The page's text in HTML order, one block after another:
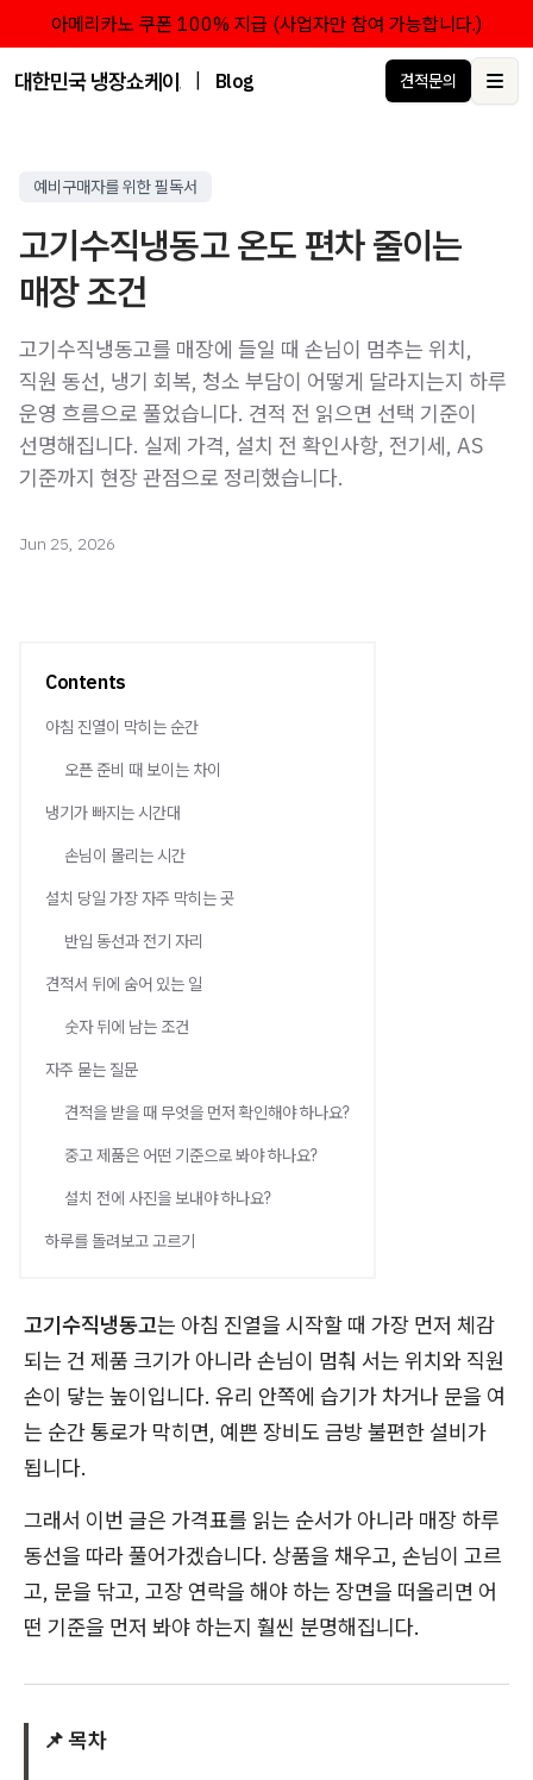
아메리카노 쿠폰 100% 지급 (사업자만 참여 가능합니다.)
대한민국 냉장쇼케이스 점유율 1위 브랜드 한성쇼케이스
Blog 견적문의
예비구매자를 위한 필독서
고기수직냉동고 온도 편차 줄이는
매장 조건
고기수직냉동고를 매장에 들일 때 손님이 멈추는 위치,
직원 동선, 냉기 회복, 청소 부담이 어떻게 달라지는지 하루
운영 흐름으로 풀었습니다. 견적 전 읽으면 선택 기준이
선명해집니다. 실제 가격, 설치 전 확인사항, 전기세, AS
기준까지 현장 관점으로 정리했습니다.
Jun 25, 2026
Contents
아침 진열이 막히는 순간
오픈 준비 때 보이는 차이
냉기가 빠지는 시간대
손님이 몰리는 시간
설치 당일 가장 자주 막히는 곳
반입 동선과 전기 자리
견적서 뒤에 숨어 있는 일
숫자 뒤에 남는 조건
자주 묻는 질문
견적을 받을 때 무엇을 먼저 확인해야 하나요?
중고 제품은 어떤 기준으로 봐야 하나요?
설치 전에 사진을 보내야 하나요?
하루를 돌려보고 고르기
고기수직냉동고는 아침 진열을 시작할 때 가장 먼저 체감
되는 건 제품 크기가 아니라 손님이 멈춰 서는 위치와 직원
손이 닿는 높이입니다. 유리 안쪽에 습기가 차거나 문을 여
는 순간 통로가 막히면, 예쁜 장비도 금방 불편한 설비가
됩니다.
그래서 이번 글은 가격표를 읽는 순서가 아니라 매장 하루
동선을 따라 풀어가겠습니다. 상품을 채우고, 손님이 고르
고, 문을 닦고, 고장 연락을 해야 하는 장면을 떠올리면 어
떤 기준을 먼저 봐야 하는지 훨씬 분명해집니다.
📌 목차